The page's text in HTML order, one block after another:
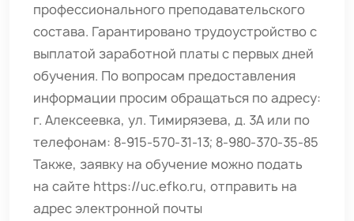
профессионального преподавательского
состава. Гарантировано трудоустройство с
выплатой заработной платы с первых дней
обучения. По вопросам предоставления
информации просим обращаться по адресу:
г. Алексеевка, ул. Тимирязева, д. 3А или по
телефонам: 8-915-570-31-13; 8-980-370-35-85
Также, заявку на обучение можно подать
на сайте https://uc.efko.ru, отправить на
адрес электронной почты